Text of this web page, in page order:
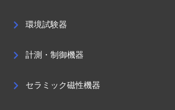
環境試験器
計測・制御機器
セラミック磁性機器